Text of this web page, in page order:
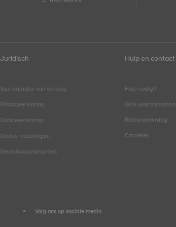
Juridisch
Voorwaarden van verkoop
Privacyverklaring
Cookieverklaring
Cookie-instellingen
Gebruiksvoorwaarden
Hulp en contact
Hulp nodig?
Gids voor
Retouraanvraag
Carrières
Volg ons op sociale media